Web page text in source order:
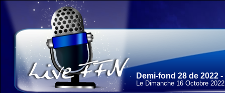
Demi-fond 28 de 2022 -
Le Dimanche 16 Octobre 2022